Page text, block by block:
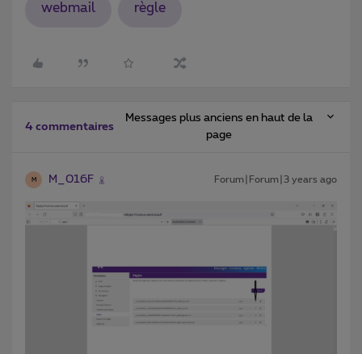
webmail règle
4 commentaires
Messages plus anciens en haut de la
page
M M_016F Forum|Forum|3 years ago